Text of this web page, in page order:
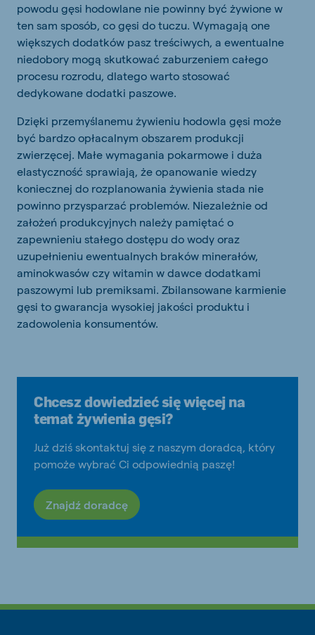
powodu gęsi hodowlane nie powinny być żywione w
ten sam sposób, co gęsi do tuczu. Wymagają one
większych dodatków pasz treściwych, a ewentualne
niedobory mogą skutkować zaburzeniem całego
procesu rozrodu, dlatego warto stosować
dedykowane dodatki paszowe.
Dzięki przemyślanemu żywieniu hodowla gęsi może
być bardzo opłacalnym obszarem produkcji
zwierzęcej. Małe wymagania pokarmowe i duża
elastyczność sprawiają, że opanowanie wiedzy
koniecznej do rozplanowania żywienia stada nie
powinno przysparzać problemów. Niezależnie od
założeń produkcyjnych należy pamiętać o
zapewnieniu stałego dostępu do wody oraz
uzupełnieniu ewentualnych braków minerałów,
aminokwasów czy witamin w dawce dodatkami
paszowymi lub premiksami. Zbilansowane karmienie
gęsi to gwarancja wysokiej jakości produktu i
zadowolenia konsumentów.
Chcesz dowiedzieć się więcej na
temat żywienia gęsi?
Już dziś skontaktuj się z naszym doradcą, który
pomoże wybrać Ci odpowiednią paszę!
Znajdź doradcę